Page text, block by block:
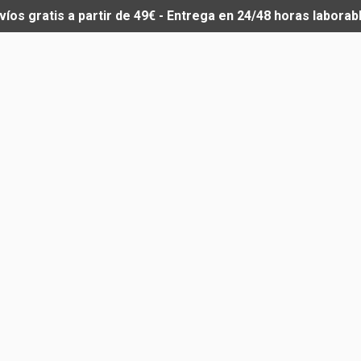
gratis a partir de 49€ - Entrega en 24/48 horas